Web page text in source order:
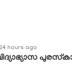
24 hours ago